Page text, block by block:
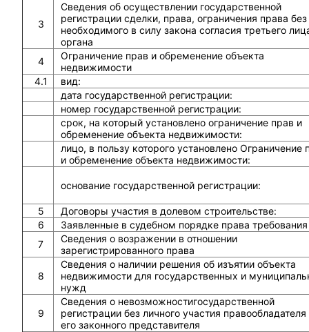
3
Сведения об осуществлении государственной
регистрации сделки, права, ограничения права без
необходимого в силу закона согласия третьего
органа
4
Ограничение прав и обременение объекта
недвижимости
4.1
вид:
дата государственной регистрации:
номер государственной регистрации:
срок, на который установлено ограничение прав и
обременение объекта недвижимости:
лицо, в пользу которого установлено Ограничение
и обременение объекта недвижимости:
основание государственной регистрации:
5
Договоры участия в долевом строительстве:
6
Заявленные в судебном порядке права требования
7
Сведения о возражении в отношении
зарегистрированного права
8
Сведения о наличии решения об изъятии объекта
недвижимости для государственных и
нужд
9
Сведения о невозможностигосударственной
регистрации без личного участия правообладателя
его законного представителя